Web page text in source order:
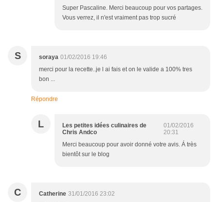
Super Pascaline. Merci beaucoup pour vos partages.
Vous verrez, il n'est vraiment pas trop sucré
S soraya 01/02/2016 19:46
merci pour la recette..je l ai fais et on le valide a 100% tres
bon ...
Répondre
L
Les petites idées culinaires de
Chris Andco
01/02/2016
20:31
Merci beaucoup pour avoir donné votre avis. Á très
bientôt sur le blog
C Catherine 31/01/2016 23:02